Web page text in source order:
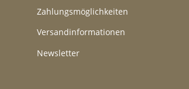
Zahlungsmöglichkeiten
Versandinformationen
Newsletter